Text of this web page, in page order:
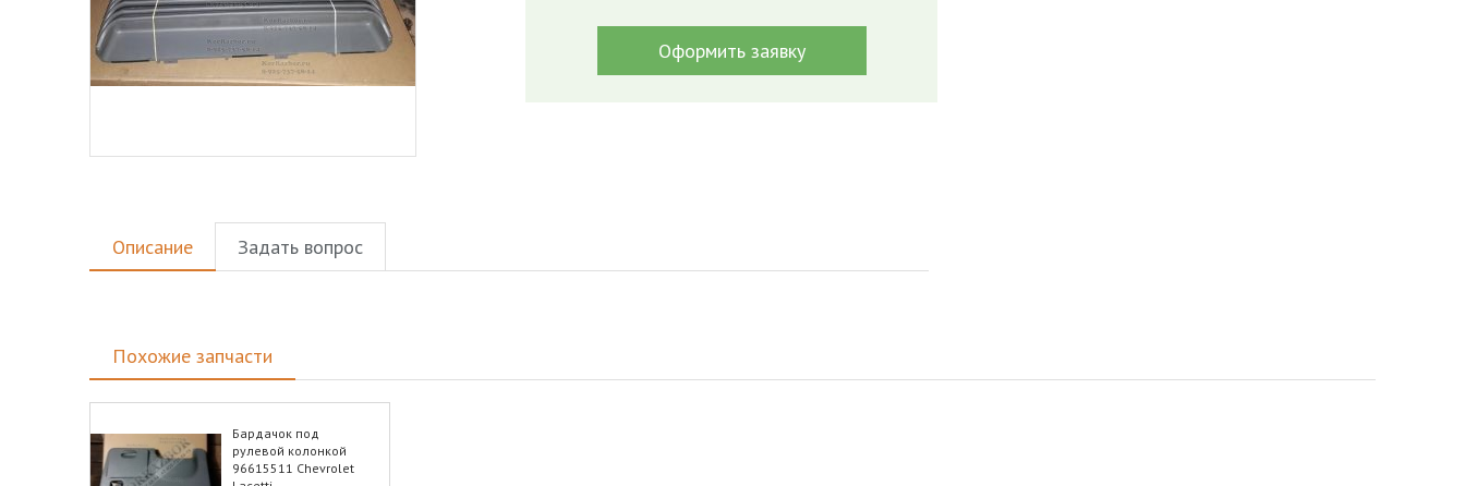
Оформить заявку
Описание Задать вопрос
Похожие запчасти
Бардачок под
рулевой колонкой
96615511 Chevrolet